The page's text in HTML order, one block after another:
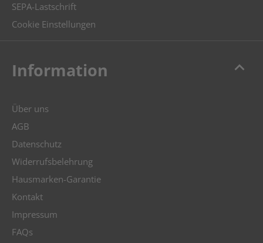
SEPA-Lastschrift
Cookie Einstellungen
keyboard_arrow_up
Information
Über uns
AGB
Datenschutz
Widerrufsbelehrung
Hausmarken-Garantie
Kontakt
Impressum
FAQs